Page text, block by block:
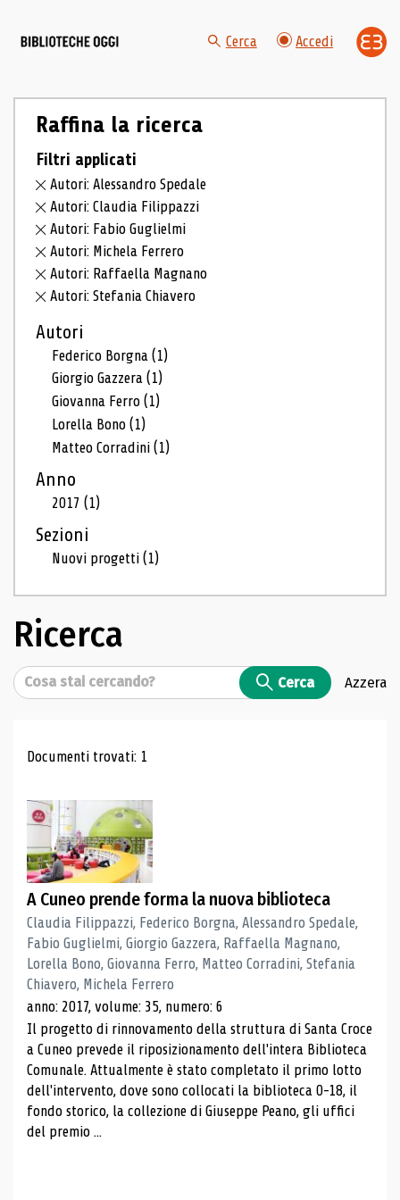
Cerca Accedi
Raffina la ricerca
Filtri applicati
Autori: Alessandro Spedale
Autori: Claudia Filippazzi
Autori: Fabio Guglielmi
Autori: Michela Ferrero
Autori: Raffaella Magnano
Autori: Stefania Chiavero
Autori
Federico Borgna(1)
Giorgio Gazzera(1)
Giovanna Ferro(1)
Lorella Bono(1)
Matteo Corradini(1)
Anno
2017(1)
Sezioni
Nuovi progetti(1)
Ricerca
Cerca Cerca Azzera
Risultati di ricerca
Documenti trovati: 1
A Cuneo prende forma la nuova biblioteca
Claudia Filippazzi, Federico Borgna, Alessandro Spedale,
Fabio Guglielmi, Giorgio Gazzera, Raffaella Magnano,
Lorella Bono, Giovanna Ferro, Matteo Corradini, Stefania
Chiavero, Michela Ferrero
anno: 2017, volume: 35, numero: 6
Il progetto di rinnovamento della struttura di Santa Croce
a Cuneo prevede il riposizionamento dell'intera Biblioteca
Comunale. Attualmente è stato completato il primo lotto
dell'intervento, dove sono collocati la biblioteca 0-18, il
fondo storico, la collezione di Giuseppe Peano, gli uffici
del premio ...